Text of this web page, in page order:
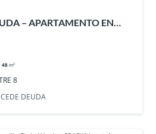
– APARTAMENTO EN
48 m²
8
DEUDA